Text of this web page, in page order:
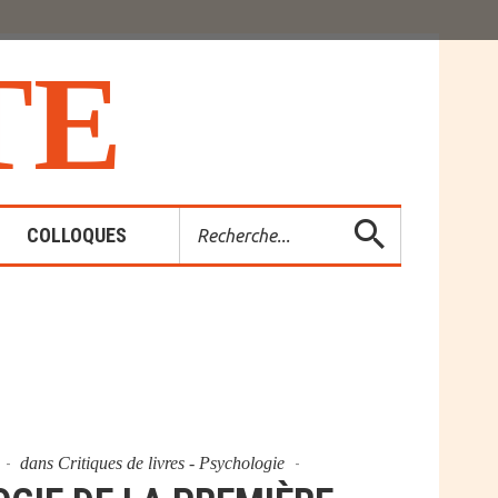
E
COLLOQUES
Rechercher
dans Critiques de livres - Psychologie